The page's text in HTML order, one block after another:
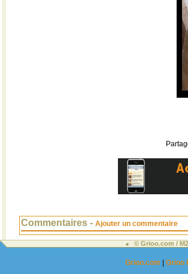
Commentaires - Ajouter un commentaire
© Grioo.com /
Grioo.com Grioo